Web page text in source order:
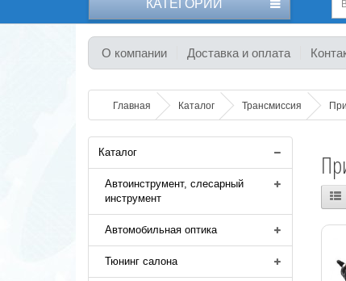
КАТЕГОРИИ
О компании Доставка и оплата
Главная Каталог Трансмиссия
Каталог
Автоинструмент, слесарный
инструмент
Автомобильная оптика
Тюнинг салона